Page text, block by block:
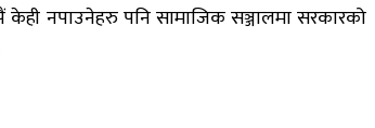
नपाउनेहरु पनि सामाजिक सञ्जालमा सरकारको